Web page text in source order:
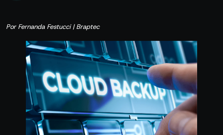
Por Fernanda Festucci | Braptec